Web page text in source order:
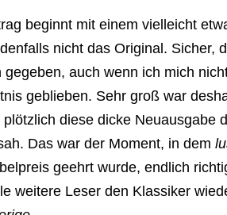
beginnt mit einem vielleicht
nicht das Original. Sicher,
gegeben, auch wenn ich mich
geblieben. Sehr groß war
plötzlich diese dicke Neuausgabe
Das war der Moment, in dem
geehrt wurde, endlich
weitere Leser den Klassiker